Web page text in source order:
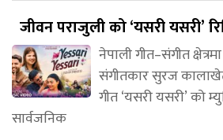
जीवन पराजुली को ‘यसरी यसरी’
नेपाली गीत–संगीत
संगीतकार सुरज
गीत ‘यसरी यसरी’ को
सार्वजनिक